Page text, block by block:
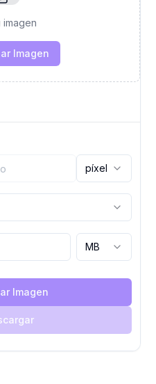
imagen
Imagen
píxel
MB
Imagen